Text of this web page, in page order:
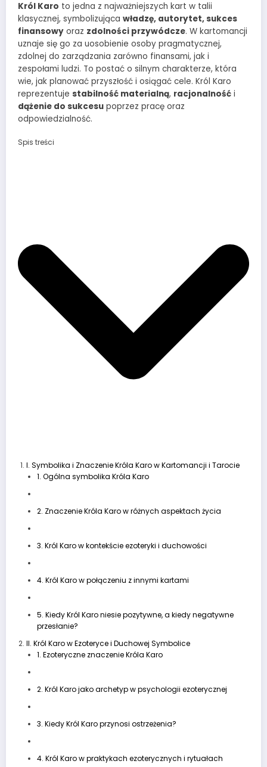
Król Karo to jedna z najważniejszych kart w talii
klasycznej, symbolizująca władzę, autorytet, sukces
finansowy oraz zdolności przywódcze. W kartomancji
uznaje się go za uosobienie osoby pragmatycznej,
zdolnej do zarządzania zarówno finansami, jak i
zespołami ludzi. To postać o silnym charakterze, która
wie, jak planować przyszłość i osiągać cele. Król Karo
reprezentuje stabilność materialną, racjonalność i
dążenie do sukcesu poprzez pracę oraz
odpowiedzialność.
Spis treści
I. Symbolika i Znaczenie Króla Karo w Kartomancji i Tarocie
1. Ogólna symbolika Króla Karo
2. Znaczenie Króla Karo w różnych aspektach życia
3. Król Karo w kontekście ezoteryki i duchowości
4. Król Karo w połączeniu z innymi kartami
5. Kiedy Król Karo niesie pozytywne, a kiedy negatywne
przesłanie?
II. Król Karo w Ezoteryce i Duchowej Symbolice
1. Ezoteryczne znaczenie Króla Karo
2. Król Karo jako archetyp w psychologii ezoterycznej
3. Kiedy Król Karo przynosi ostrzeżenia?
4. Król Karo w praktykach ezoterycznych i rytuałach